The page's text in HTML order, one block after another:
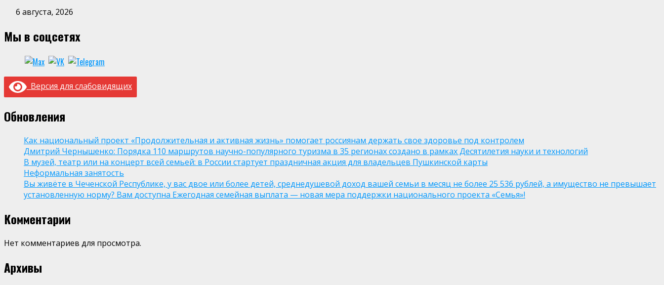
6 августа, 2026
Мы в соцсетях
Версия для слабовидящих
Обновления
Как национальный проект «Продолжительная и активная жизнь» помогает россиянам держать свое здоровье под контролем
Дмитрий Чернышенко: Порядка 110 маршрутов научно-популярного туризма в 35 регионах создано в рамках Десятилетия науки и технологий
В музей, театр или на концерт всей семьей: в России стартует праздничная акция для владельцев Пушкинской карты
Неформальная занятость
Вы живёте в Чеченской Республике, у вас двое или более детей, среднедушевой доход вашей семьи в месяц не более 25 536 рублей, а имущество не превышает
установленную норму? Вам доступна Ежегодная семейная выплата — новая мера поддержки национального проекта «Семья»!
Комментарии
Нет комментариев для просмотра.
Архивы